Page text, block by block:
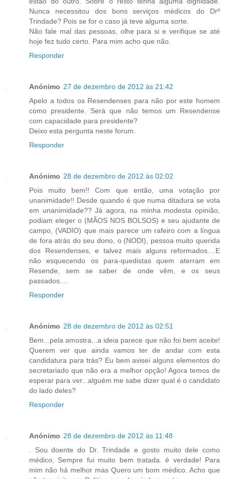
Nunca necessitou dos bons serviços médicos do Drº
Trindade? Pois se for o caso já teve alguma sorte.
Não fale mal das pessoas, olhe para si e verifique se até
hoje fez tudo certo. Para mim acho que não.
Responder
Anónimo 27 de dezembro de 2012 às 21:42
Apelo a todos os Resendenses para não por este homem
como presidente. Será que não temos um Resendense
com capacidade para presidente?
Deixo esta pergunta neste forum.
Responder
Anónimo 28 de dezembro de 2012 às 02:02
Pois muito bem!! Com que então, uma votação por
unanimidade!! Desde quando é que numa ditadura se vota
em unanimidade?? Já agora, na minha modesta opinião,
podiam eleger o (MÃOS NOS BOLSOS) e seu ajudante de
campo, (VADIO) que mais parece um rafeiro com a língua
de fora atrás do seu dono, o (NODI), pessoa muito querida
dos Resendenses, e talvez mais alguns reformados....E
não esquecendo os para-quedistas quem aterram em
Resende, sem se saber de onde vêm, e os seus
passados....
Responder
Anónimo 28 de dezembro de 2012 às 02:51
Bem...pela amostra...a ideia parece que não foi bem aceite!
Querem ver que ainda vamos ter de andar com esta
candidatura para trás? Eu bem avisei alguns elementos do
secretariado que não era a melhor opção! Agora temos de
esperar para ver...alguém me sabe dizer qual é o candidato
do lado deles?
Responder
Anónimo 28 de dezembro de 2012 às 11:48
. Sou doente do Dr. Trindade e gosto muito dele como
médico, Sempre fui muito bem tratada. é verdade! Para
mim não há melhor mas Quero um bom médico. Acho que